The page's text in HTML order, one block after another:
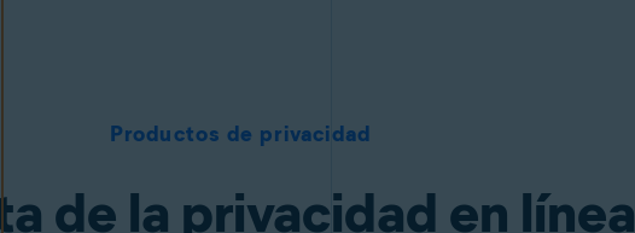
Productos de privacidad
de la privacidad en línea